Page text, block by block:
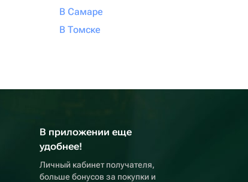
В Самаре
В Томске
В приложении еще
удобнее!
Личный кабинет получателя,
больше бонусов за покупки и